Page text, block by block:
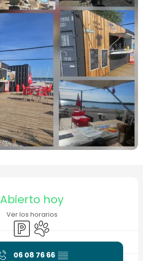
Abierto hoy
Ver los horarios
Aparcamiento
Se aceptan animales
06 08 76 66 ▒▒